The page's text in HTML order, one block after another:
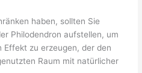
haben, sollten Sie
Philodendron aufstellen, um
Effekt zu erzeugen, der den
Raum mit natürlicher